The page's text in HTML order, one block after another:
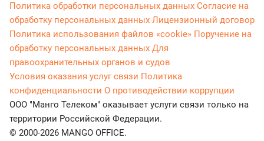
Политика обработки персональных данных Согласие на
обработку персональных данных Лицензионный договор
Политика использования файлов «cookie» Поручение на
обработку персональных данных Для
правоохранительных органов и судов
Условия оказания услуг связи Политика
конфиденциальности О противодействии коррупции
ООО "Манго Телеком" оказывает услуги связи только на
территории Российской Федерации.
© 2000-2026 MANGO OFFICE.